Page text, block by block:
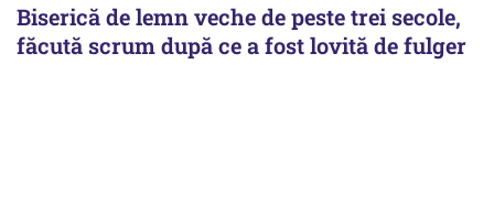
Biserică de lemn veche de peste trei secole,
făcută scrum după ce a fost lovită de fulger